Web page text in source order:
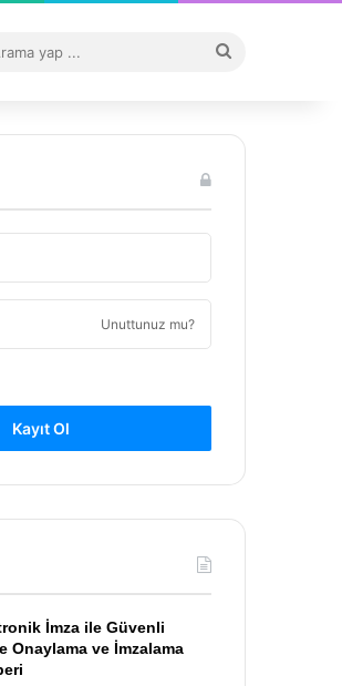
...
Unuttunuz mu?
Kayıt Ol
İmza ile Güvenli
Onaylama ve İmzalama